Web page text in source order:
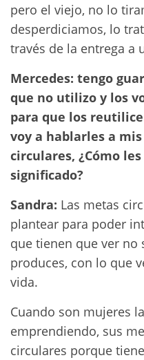
pero el viejo, no lo
desperdiciamos, lo
través de la entrega a
Mercedes: tengo
que no utilizo y los
para que los
voy a hablarles a
circulares, ¿Cómo
significado?
Sandra: Las metas
plantear para poder
que tienen que ver
produces, con lo que
vida.
Cuando son mujeres
emprendiendo, sus
circulares porque